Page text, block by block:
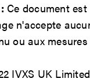
Ce document
n'accepte
ou aux
IVXS UK